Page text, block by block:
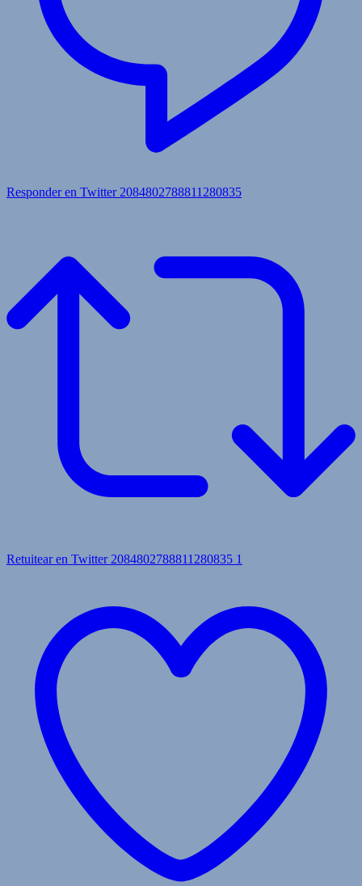
Responder en Twitter 2084802788811280835
Retuitear en Twitter 2084802788811280835 1